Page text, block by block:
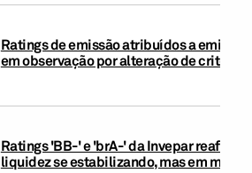
Ratings de emissão atribuídos a
em observação por alteração de critério
Ratings 'BB-' e 'brA-' da Invepar
liquidez se estabilizando, mas em meio